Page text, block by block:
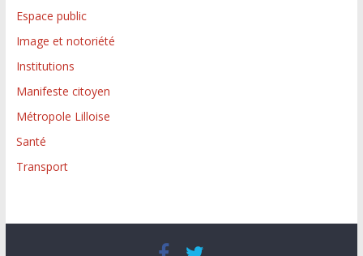
Espace public
Image et notoriété
Institutions
Manifeste citoyen
Métropole Lilloise
Santé
Transport